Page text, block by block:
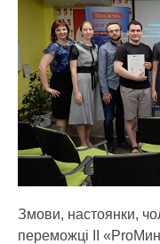
Змови, настоянки,
переможці ІІ